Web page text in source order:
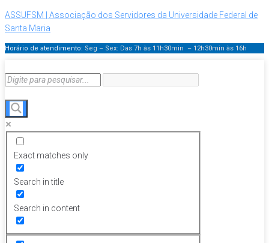
ASSUFSM | Associação dos Servidores da Universidade Federal de
Santa Maria
Horário de atendimento: Seg – Sex: Das 7h às 11h30min – 12h30min às 16h
Exact matches only
Search in title
Search in content